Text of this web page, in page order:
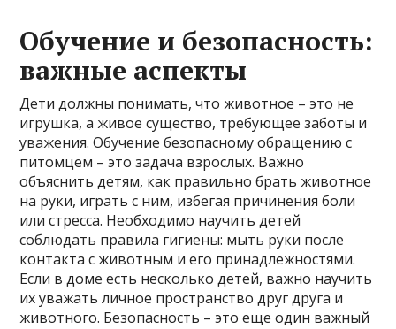
Обучение и безопасность:
важные аспекты
Дети должны понимать, что животное – это не
игрушка, а живое существо, требующее заботы и
уважения. Обучение безопасному обращению с
питомцем – это задача взрослых. Важно
объяснить детям, как правильно брать животное
на руки, играть с ним, избегая причинения боли
или стресса. Необходимо научить детей
соблюдать правила гигиены: мыть руки после
контакта с животным и его принадлежностями.
Если в доме есть несколько детей, важно научить
их уважать личное пространство друг друга и
животного. Безопасность – это еще один важный